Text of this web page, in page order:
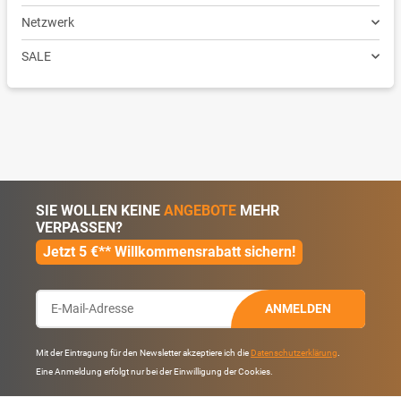
Netzwerk
SALE
SIE WOLLEN KEINE ANGEBOTE MEHR
VERPASSEN?
Jetzt 5 €** Willkommensrabatt sichern!
ANMELDEN
Mit der Eintragung für den Newsletter akzeptiere ich die Datenschutzerklärung
Eine Anmeldung erfolgt nur bei der Einwilligung der Cookies.